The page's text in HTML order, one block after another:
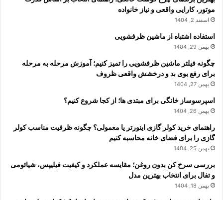
موتور، کارایی واقعی و نیاز خانواده
اسفند 2, 1404
استفاده اشتباه از ماشین ظرفشویی
بهمن 29, 1404
چگونه فیلتر ماشین ظرفشویی را تمیز کنیم؛ آموزش مرحله به مرحله
برای رفع بوی بد و درخشش واقعی ظروف
بهمن 27, 1404
اسپرسوساز خانگی برای مبتدی ها؛ از کجا شروع کنیم؟
بهمن 26, 1404
راهنمای خرید کولر گازی اینورتر یا معمولی؟ چگونه ظرفیت مناسب کولر
گازی را برای فضای خانه محاسبه کنیم
بهمن 25, 1404
بررسی سرخ کن بدون روغن؛ مقایسه عملکرد و کیفیت فیلیپس، شیائومی
و تفال برای انتخاب بهترین مدل
بهمن 18, 1404